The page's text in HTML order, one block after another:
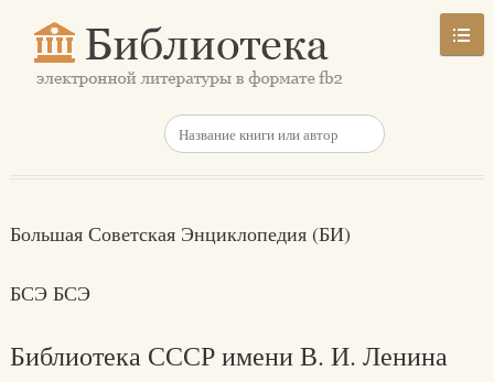
Большая Советская Энциклопедия (БИ)
БСЭ БСЭ
Библиотека СССР имени В. И. Ленина